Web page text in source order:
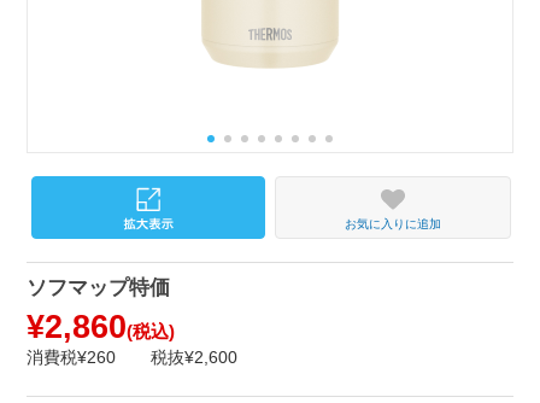
お気に入りに追加
ソフマップ特価
¥2,860(税込)
消費税¥260 税抜¥2,600